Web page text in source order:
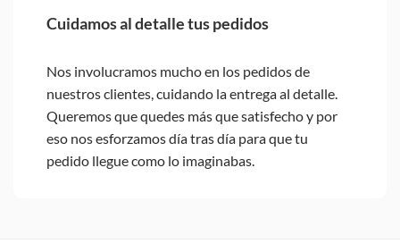
Cuidamos al detalle tus pedidos
Nos involucramos mucho en los pedidos de
nuestros clientes, cuidando la entrega al detalle.
Queremos que quedes más que satisfecho y por
eso nos esforzamos día tras día para que tu
pedido llegue como lo imaginabas.